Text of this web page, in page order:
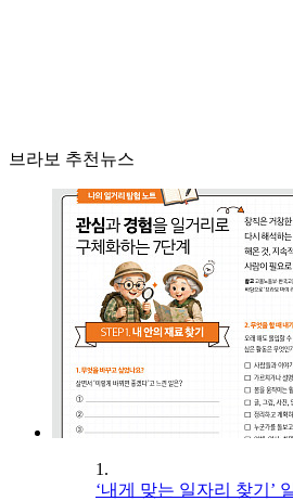
브라보 추천뉴스
1.
‘내게 맞는 일자리 찾기’